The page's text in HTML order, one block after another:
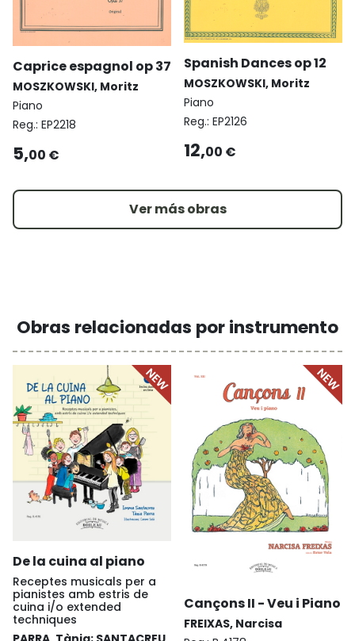
Caprice espagnol op 37
MOSZKOWSKI, Moritz
Piano
Reg.: EP2218
5,00 €
Spanish Dances op 12
MOSZKOWSKI, Moritz
Piano
Reg.: EP2126
12,00 €
Ver más obras
Obras relacionadas por instrumento
De la cuina al piano
Receptes musicals per a
pianistes amb estris de
cuina i/o extended
techniques
Cançons II - Veu i Piano
FREIXAS, Narcisa